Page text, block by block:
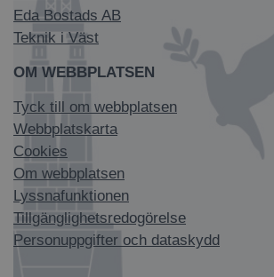
Eda Bostads AB
Teknik i Väst
OM WEBBPLATSEN
Tyck till om webbplatsen
Webbplatskarta
Cookies
Om webbplatsen
Lyssnafunktionen
Tillgänglighetsredogörelse
Personuppgifter och dataskydd